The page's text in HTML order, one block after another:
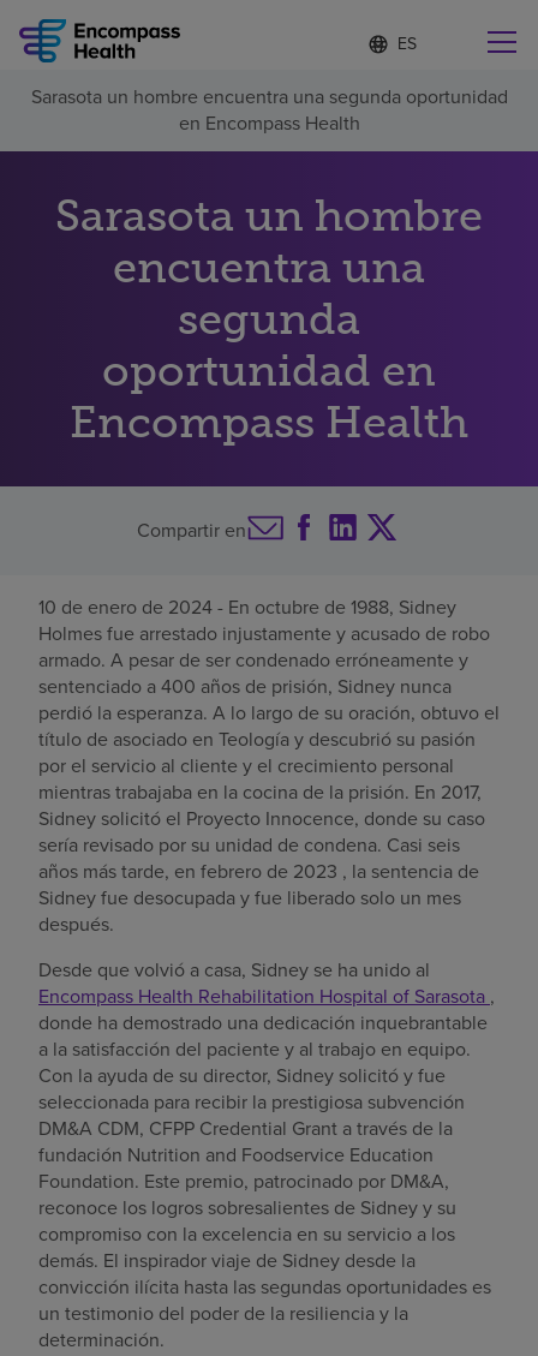
Lista
de
idiomas
contraída
d
o
a
l
e
c
c
o
Encuentre una localidad cerca de usted
Por qué debe elegirnos
Pacientes y cuidadores
Recursos de salud
Inversores
Empleos
Pagar mi factura
Sarasota un hombre encuentra una segunda oportunidad
en Encompass Health
Sarasota un hombre
encuentra una
segunda
oportunidad en
Encompass Health
Compartir en
10 de enero de 2024 - En octubre de 1988, Sidney
Holmes fue arrestado injustamente y acusado de robo
armado. A pesar de ser condenado erróneamente y
sentenciado a 400 años de prisión, Sidney nunca
perdió la esperanza. A lo largo de su oración, obtuvo el
título de asociado en Teología y descubrió su pasión
por el servicio al cliente y el crecimiento personal
mientras trabajaba en la cocina de la prisión. En 2017,
Sidney solicitó el Proyecto Innocence, donde su caso
sería revisado por su unidad de condena. Casi seis
años más tarde, en febrero de 2023 , la sentencia de
Sidney fue desocupada y fue liberado solo un mes
después.
Desde que volvió a casa, Sidney se ha unido al
Encompass Health Rehabilitation Hospital of Sarasota ,
donde ha demostrado una dedicación inquebrantable
a la satisfacción del paciente y al trabajo en equipo.
Con la ayuda de su director, Sidney solicitó y fue
seleccionada para recibir la prestigiosa subvención
DM&A CDM, CFPP Credential Grant a través de la
fundación Nutrition and Foodservice Education
Foundation. Este premio, patrocinado por DM&A,
reconoce los logros sobresalientes de Sidney y su
compromiso con la excelencia en su servicio a los
demás. El inspirador viaje de Sidney desde la
convicción ilícita hasta las segundas oportunidades es
un testimonio del poder de la resiliencia y la
determinación.